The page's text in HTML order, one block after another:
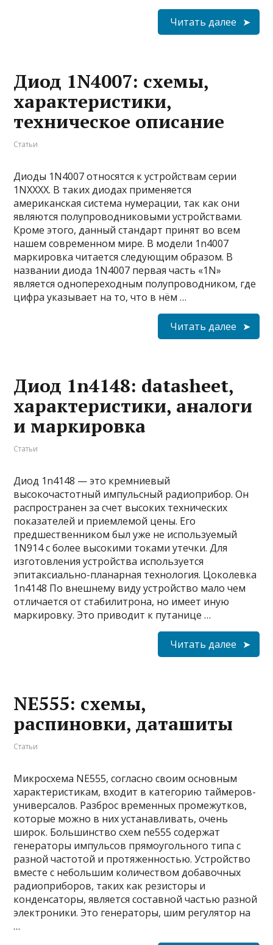
Читать далее
Диод 1N4007: схемы,
характеристики,
техническое описание
Статьи
Диоды 1N4007 относятся к устройствам серии
1NXXXX. В таких диодах применяется
американская система нумерации, так как они
являются полупроводниковыми устройствами.
Кроме этого, данный стандарт принят во всем
нашем современном мире. В модели 1n4007
маркировка читается следующим образом. В
названии диода 1N4007 первая часть «1N»
является однопереходным полупроводником, где
цифра указывает на то, что в нём …
Читать далее
Диод 1n4148: datasheet,
характеристики, аналоги
и маркировка
Статьи
Диод 1n4148 — это кремниевый
высокочастотный импульсный радиоприбор. Он
распространен за счет высоких технических
показателей и приемлемой цены. Его
предшественником был уже не используемый
1N914 с более высокими токами утечки. Для
изготовления устройства используется
эпитаксиально-планарная технология. Цоколевка
1n4148 По внешнему виду устройство мало чем
отличается от стабилитрона, но имеет иную
маркировку. Это приводит к путанице …
Читать далее
NE555: схемы,
распиновки, даташиты
Статьи
Микросхема NE555, согласно своим основным
характеристикам, входит в категорию таймеров-
универсалов. Разброс временных промежутков,
которые можно в них устанавливать, очень
широк. Большинство схем ne555 содержат
генераторы импульсов прямоугольного типа с
разной частотой и протяженностью. Устройство
вместе с небольшим количеством добавочных
радиоприборов, таких как резисторы и
конденсаторы, является составной частью разной
электроники. Это генераторы, шим регулятор на
…